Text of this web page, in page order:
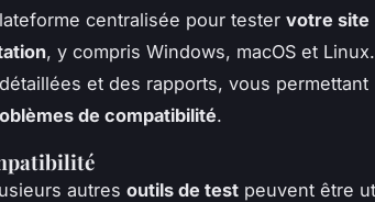
centralisée pour tester votre site
, y compris Windows, macOS et
et des rapports, vous permettant
de compatibilité.
autres outils de test peuvent être